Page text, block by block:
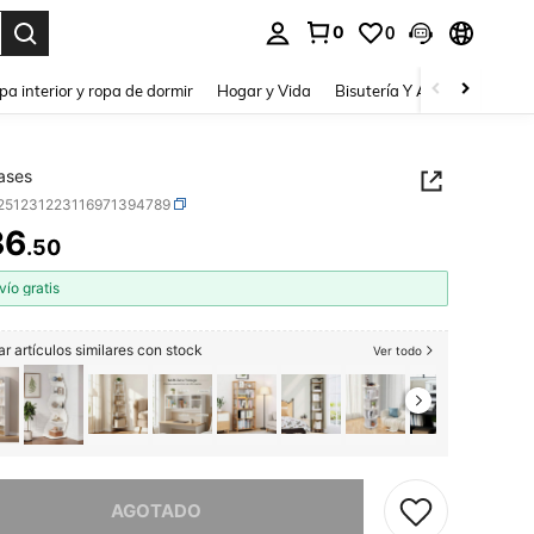
0 0
interior y ropa de dormir Hogar y Vida Bisutería Y Accesorios
AND AVAILABILITY
.50
gratis
artículos similares con stock Ver todo
AGOTADO
este producto está agotado.